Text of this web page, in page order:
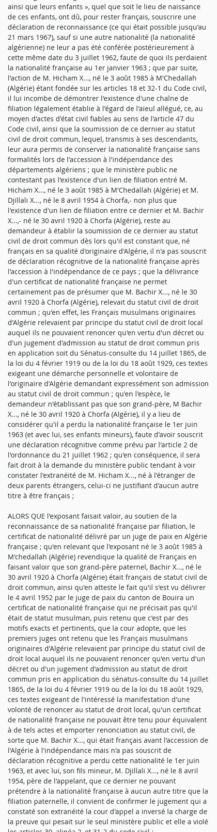
ainsi que leurs enfants », quel que soit le lieu de naissance
de ces enfants, ont dû, pour rester français, souscrire une
déclaration de reconnaissance (ce qui était possible jusqu'au
21 mars 1967), sauf si une autre nationalité (la nationalité
algérienne) ne leur a pas été conférée postérieurement à
cette même date du 3 juillet 1962, faute de quoi ils perdaient
la nationalité française au 1er janvier 1963 ; que par suite,
l'action de M. Hicham X..., né le 3 août 1985 à M'Chedallah
(Algérie) étant fondée sur les articles 18 et 32-1 du Code civil,
il lui incombe de démontrer l'existence d'une chaîne de
filiation légalement établie à l'égard de l'aïeul allégué, ce, au
moyen d'actes d'état civil fiables au sens de l'article 47 du
Code civil, ainsi que la soumission de ce dernier au statut
civil de droit commun, lequel, transmis à ses descendants,
leur aura permis de conserver la nationalité française sans
formalités lors de l'accession à l'indépendance des
départements algériens ; que le ministère public ne
contestant pas l'existence d'un lien de filiation entré M.
Hicham X..., né le 3 août 1985 à M'Chedallah (Algérie) et M.
Djillali X..., né le 8 avril 1954 à Chorfa,- non plus que
l'existence d'un lien de filiation entre ce dernier et M. Bachir
X...,- né le 30 avril 1920 à Chorfa (Algérie), reste au
demandeur à établir la soumission de ce dernier au statut
civil de droit commun dès lors qu'il est constant que, né
français en sa qualité d'originaire d'Algérie, il n'a pas souscrit
de déclaration récognitive de la nationalité française après
l'accession à l'indépendance de ce pays ; que la délivrance
d'un certificat de nationalité française ne permet
certainement pas de présumer que M. Bachir X..., né le 30
avril 1920 à Chorfa (Algérie), relevait du statut civil de droit
commun ; qu'en effet, les Français musulmans originaires
d'Algérie relevaient par principe du statut civil de droit local
auquel ils ne pouvaient renoncer qu'en vertu d'un décret ou
d'un jugement d'admission au statut de droit commun pris
en application soit du Sénatus-consulte du 14 juillet 1865, de
la loi du 4 février 1919 ou de la loi du 18 août 1929, ces textes
exigeant une démarche personnelle et volontaire de
l'originaire d'Algérie demandant expressément son admission
au statut civil de droit commun ; qu'en l'espèce, le
demandeur n'établissant pas que son grand-père, M Bachir
X..., né le 30 avril 1920 à Chorfa (Algérie), il y a lieu de
considérer qu'il a perdu la nationalité française le 1er juin
1963 (et avec lui, ses enfants mineurs), faute d'avoir souscrit
une déclaration récognitive comme prévu par l'article 2 de
l'ordonnance du 21 juillet 1962 ; qu'en conséquence, il sera
fait droit à la demande du ministère public tendant à voir
constater l'extranéité de M. Hicham X..., né à l'étranger de
deux parents étrangers, celui-ci ne justifiant d'aucun autre
titre à être français ;
ALORS QUE l'exposant faisait valoir, au soutien de la
reconnaissance de sa nationalité française par filiation, le
certificat de nationalité délivré par un juge de paix en Algérie
française ; qu'en relevant que l'exposant né le 3 août 1985 à
M'chedallah (Algérie) revendique la qualité de Français en
faisant valoir que son grand-père paternel, Bachir X..., né le
30 avril 1920 à Chorfa (Algérie) était français de statut civil de
droit commun, ainsi qu'en atteste le fait qu'il s'est vu délivrer
le 4 avril 1952 par le juge de paix du canton de Bouira un
certificat de nationalité française qui ne précisait pas qu'il
était de statut musulman, puis retenu que c'est par des
motifs exacts et pertinents, que la cour adopte, que les
premiers juges ont retenu que les Français musulmans
originaires d'Algérie relevaient par principe du statut civil de
droit local auquel ils ne pouvaient renoncer qu'en vertu d'un
décret ou d'un jugement d'admission au statut de droit
commun pris en application du sénatus-consulte du 14 juillet
1865, de la loi du 4 février 1919 ou de la loi du 18 août 1929,
ces textes exigeant de l'intéressé la manifestation d'une
volonté de renoncer au statut de droit local, qu'un certificat
de nationalité française ne pouvait être tenu pour équivalent
à de tels actes et emporter renonciation au statut civil, de
sorte que M. Bachir X..., qui était français avant l'accession de
l'Algérie à l'indépendance mais n'a pas souscrit de
déclaration récognitive a perdu cette nationalité le 1er juin
1963, et avec lui, son fils mineur, M. Djillali X..., né le 8 avril
1954, père de l'appelant, que ce dernier ne pouvant
prétendre à la nationalité française à aucun autre titre que la
filiation paternelle, il convient de confirmer le jugement qui a
constaté son extranéité la cour d'appel a inversé la charge de
la preuve qui pesait sur le seul ministère public et elle a violé